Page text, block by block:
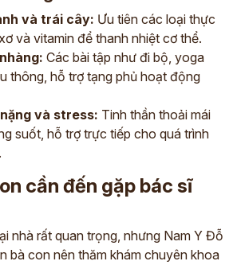
và trái cây: Ưu tiên các loại thực
và vitamin để thanh nhiệt cơ thể.
Các bài tập như đi bộ, yoga
thông, hỗ trợ tạng phủ hoạt động
và stress: Tinh thần thoải mái
suốt, hỗ trợ trực tiếp cho quá trình
cần đến gặp bác sĩ
nhà rất quan trọng, nhưng Nam Y Đỗ
bà con nên thăm khám chuyên khoa